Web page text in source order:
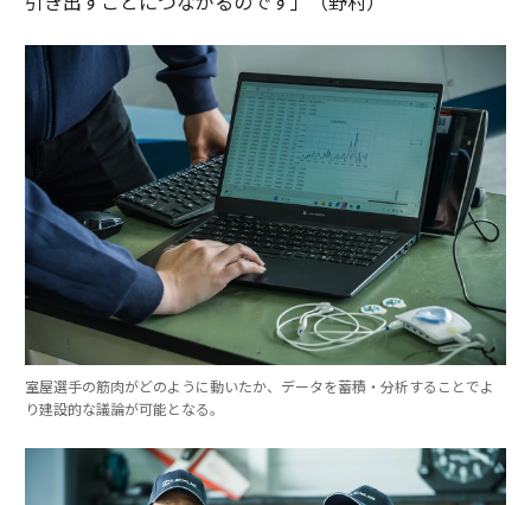
室屋選手の筋肉がどのように動いたか、データを蓄積・分析することでよ
り建設的な議論が可能となる。